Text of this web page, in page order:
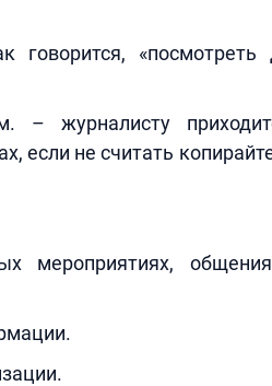
говорится, «посмотреть
– журналисту
если не считать
мероприятиях,